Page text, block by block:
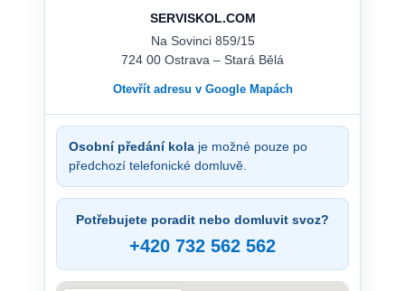
SERVISKOL.COM
Na Sovinci 859/15
724 00 Ostrava – Stará Bělá
Otevřít adresu v Google Mapách
Osobní předání kola je možné pouze po
předchozí telefonické domluvě.
Potřebujete poradit nebo domluvit svoz?
+420 732 562 562